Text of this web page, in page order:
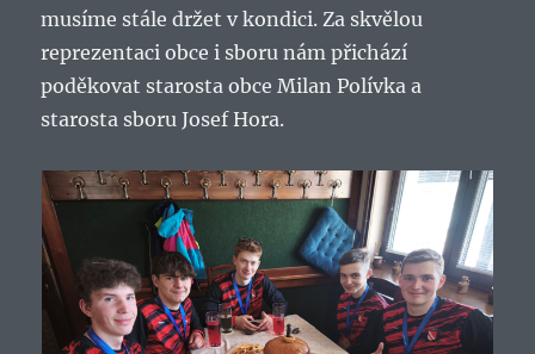
musíme stále držet v kondici. Za skvělou
reprezentaci obce i sboru nám přichází
poděkovat starosta obce Milan Polívka a
starosta sboru Josef Hora.